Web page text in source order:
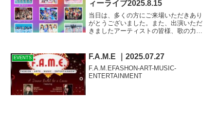
ィーライブ2025.8.15
当日は、多くの方にご来場いただきあり
がとうございました。また、出演いただ
きましたアーティストの皆様、歌の力の
た。ハンディのある人もない人も、音楽
でひとつに！音楽の力で笑...
EVENTS F.A.M.E ｜2025.07.27
F.A.M.EFASHON-ART-MUSIC-
ENTERTAINMENT